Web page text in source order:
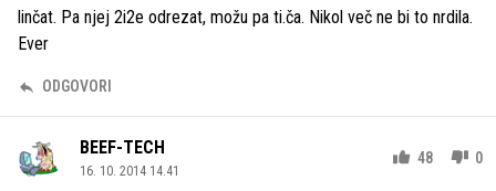
linčat. Pa njej 2i2e odrezat, možu pa ti.ča. Nikol več ne bi to nrdila.
Ever
ODGOVORI
BEEF-TECH
16. 10. 2014 14.41
48 0